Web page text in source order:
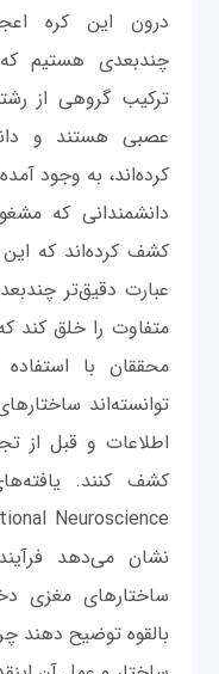
درون این کره
چندبعدی هستیم
ترکیب گروهی از
کرده‌اند، به وجود
دانشمندانی که
کشف کرده‌اند که این
‌عبارت دقیق‌تر
متفاوت را خلق ‌کند
محققان با
توانسته‌اند
اطلاعات و قبل از
کشف کنند.
نشان می‌دهد
ساختارهای مغزی
بالقوه توضیح ‌دهند